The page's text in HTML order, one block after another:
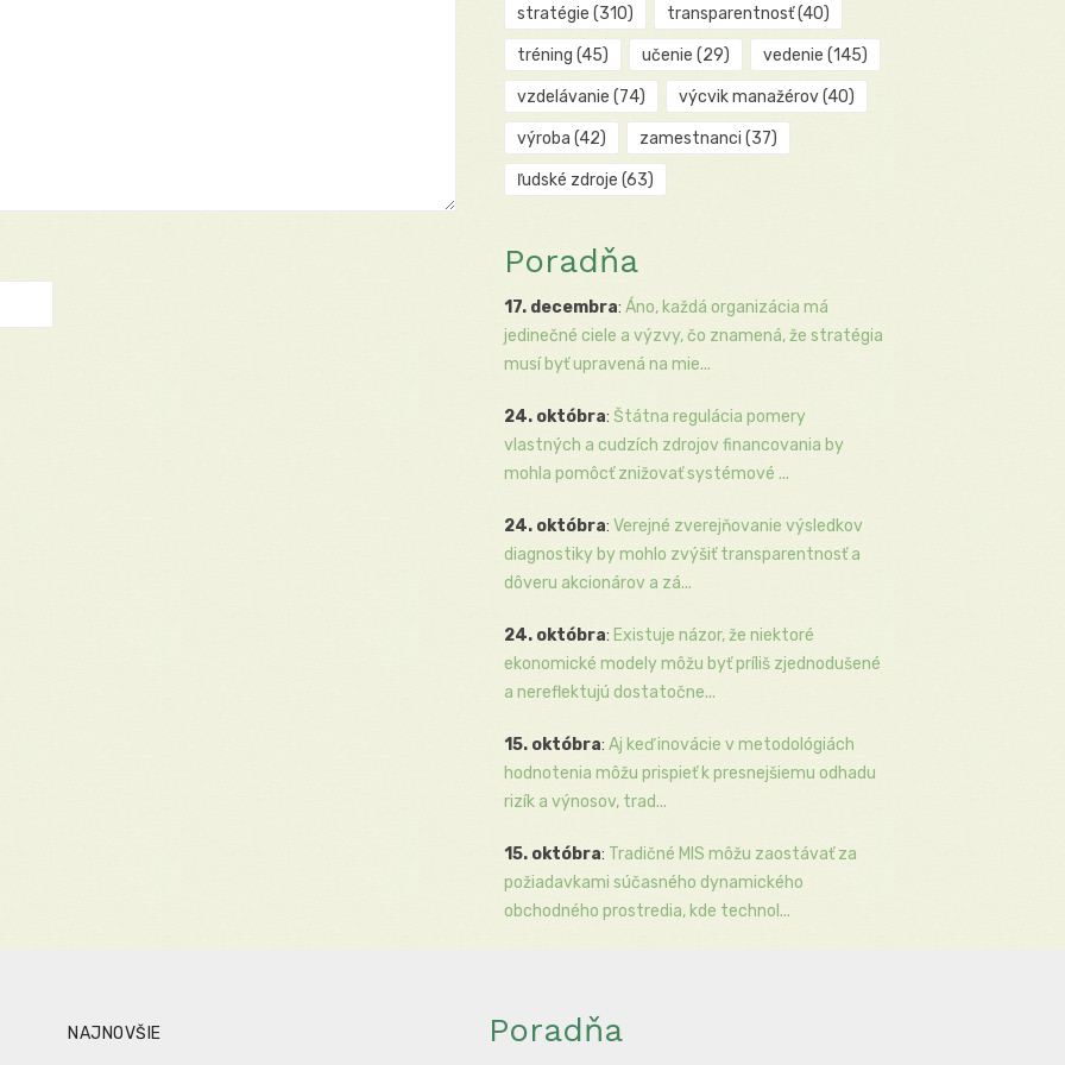
stratégie (310) transparentnosť(40)
tréning (45) učenie (29) vedenie (145)
vzdelávanie (74) výcvik manažérov(40)
výroba (42) zamestnanci (37)
ľudské zdroje (63)
Poradňa
17. decembra: Áno, každá organizácia má
jedinečné ciele a výzvy, čo znamená, že stratégia
musí byť upravená na mie...
24. októbra: Štátna regulácia pomery
vlastných a cudzích zdrojov financovania by
mohla pomôcť znižovať systémové ...
24. októbra: Verejné zverejňovanie výsledkov
diagnostiky by mohlo zvýšiť transparentnosť a
dôveru akcionárov a zá...
24. októbra: Existuje názor, že niektoré
ekonomické modely môžu byť príliš zjednodušené
a nereflektujú dostatočne...
15. októbra: Aj keď inovácie v metodológiách
hodnotenia môžu prispieť k presnejšiemu odhadu
rizík a výnosov, trad...
15. októbra: Tradičné MIS môžu zaostávať za
požiadavkami súčasného dynamického
obchodného prostredia, kde technol...
NAJNOVŠIE Poradňa